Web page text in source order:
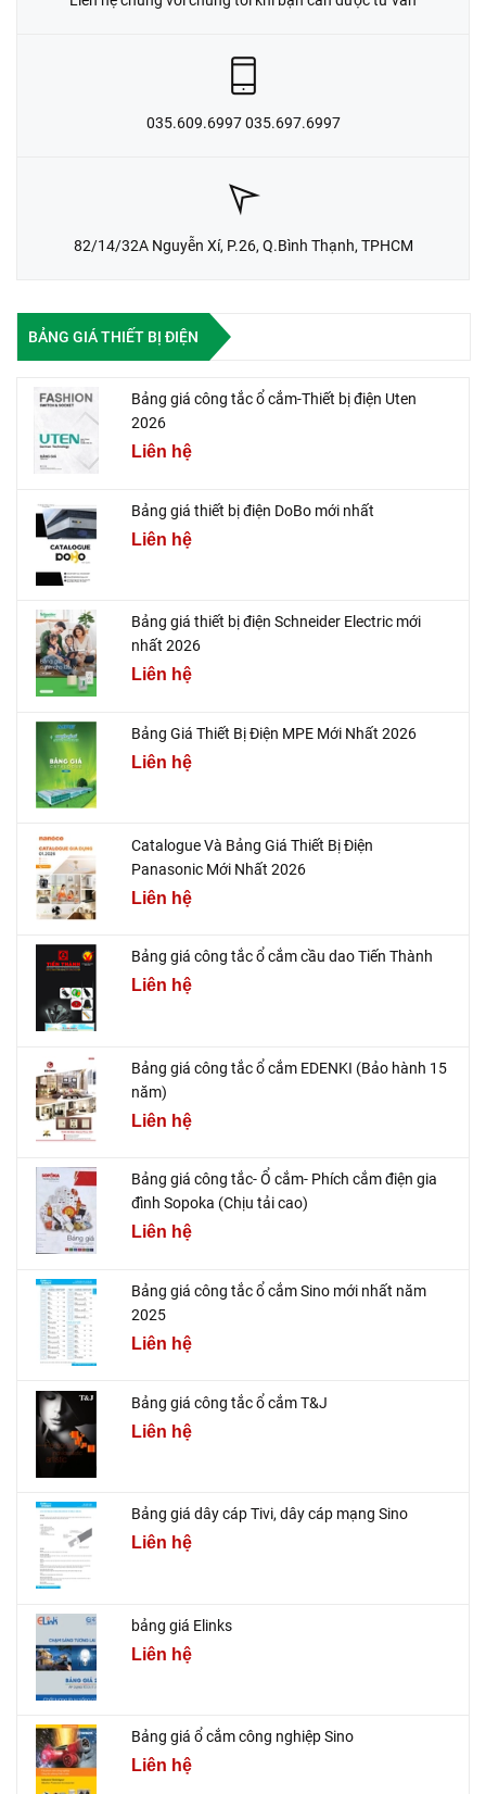
035.609.6997 035.697.6997
82/14/32A Nguyễn Xí, P.26, Q.Bình Thạnh, TPHCM
BẢNG GIÁ THIẾT BỊ ĐIỆN
Bảng giá công tắc ổ cắm-Thiết bị điện Uten
2026
Liên hệ
Bảng giá thiết bị điện DoBo mới nhất
Liên hệ
Bảng giá thiết bị điện Schneider Electric mới
nhất 2026
Liên hệ
Bảng Giá Thiết Bị Điện MPE Mới Nhất 2026
Liên hệ
Catalogue Và Bảng Giá Thiết Bị Điện
Panasonic Mới Nhất 2026
Liên hệ
Bảng giá công tắc ổ cắm cầu dao Tiến Thành
Liên hệ
Bảng giá công tắc ổ cắm EDENKI (Bảo hành 15
năm)
Liên hệ
Bảng giá công tắc- Ổ cắm- Phích cắm điện gia
đình Sopoka (Chịu tải cao)
Liên hệ
Bảng giá công tắc ổ cắm Sino mới nhất năm
2025
Liên hệ
Bảng giá công tắc ổ cắm T&J
Liên hệ
Bảng giá dây cáp Tivi, dây cáp mạng Sino
Liên hệ
bảng giá Elinks
Liên hệ
Bảng giá ổ cắm công nghiệp Sino
Liên hệ